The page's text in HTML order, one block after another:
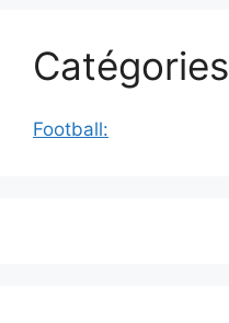
Catégories
Football: